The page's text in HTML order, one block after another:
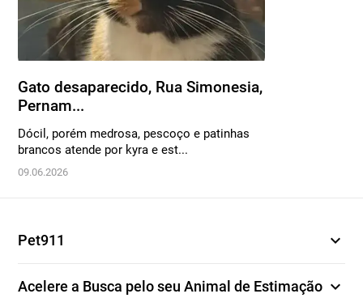
Gato desaparecido, Rua Simonesia,
Pernam...
Dócil, porém medrosa, pescoço e patinhas
brancos atende por kyra e est...
09.06.2026
Pet911 expand_more
Acelere a Busca pelo seu Animal de Estimação expand_more